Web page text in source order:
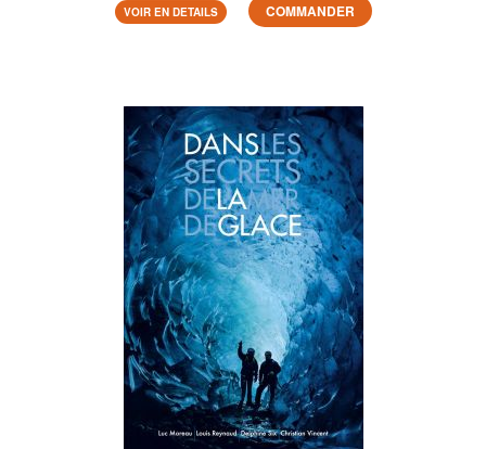
VOIR EN DETAILS COMMANDER